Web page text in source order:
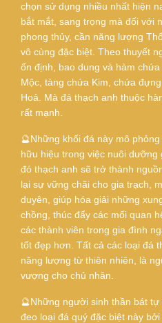
chọn sử dụng nhiều nhất hiện
bắt mắt, sang trọng mà đối với
phong thủy, cần năng lượng
vô cùng đặc biệt. Theo thuyết
ổn định, bao dung và hàm
Mộc, tàng chứa Kim, chứa
Hoả. Mà đá thạch anh thuộc
rất mạnh.
🔮Những khối đá này mô
hữu hiệu trong việc nuôi dưỡng
đó thạch anh sẽ trở thành
lại sự vững chãi cho gia trạch,
duyên, giúp hóa giải những
chồng, thúc đẩy các mối quan
các thành viên trong gia đình
tốt đẹp hơn. Tất cả các loại đá
năng lượng từ thiên nhiên, là
vượng cho chủ nhân.
🔮Những người sinh thần bát
đeo loại đá quý đặc biệt này